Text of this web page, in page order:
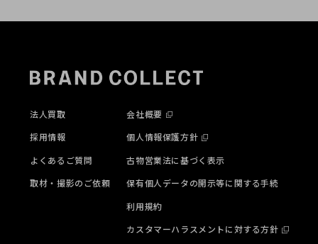
法人買取
採用情報
よくあるご質問
取材・撮影のご依頼
会社概要
個人情報保護方針
古物営業法に基づく表示
保有個人データの開示等に関する手続
利用規約
カスタマーハラスメントに対する方針